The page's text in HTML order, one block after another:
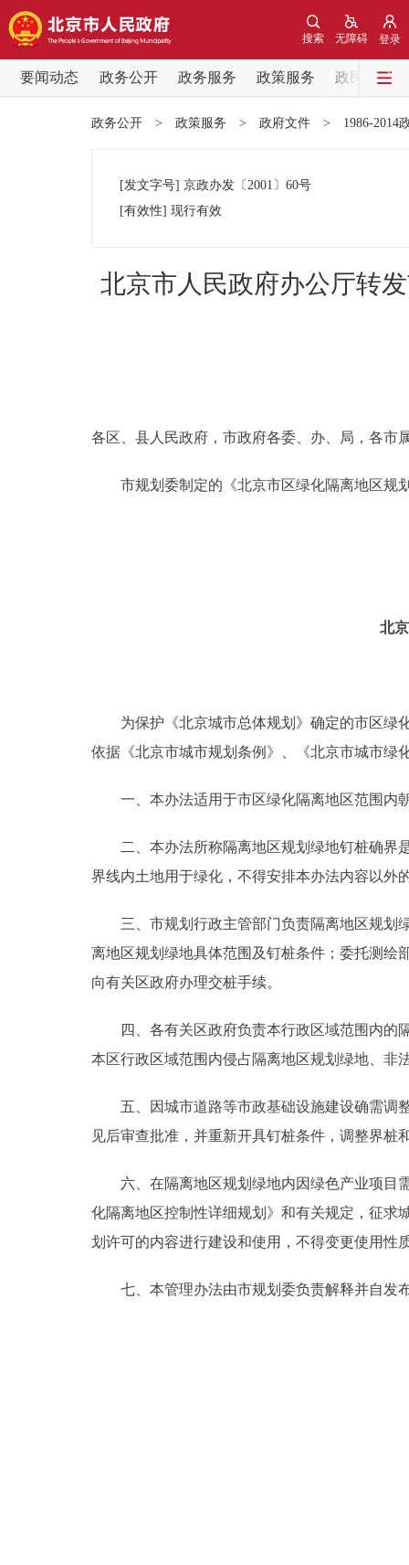
登录
无障碍
搜索
要闻动态 政务公开 政务服务 政策服务
政民互动
党中央精神
12345网上接诉即办
参与调查
走进北京
绿色北京
DEUTSCH
ITALIANO
政务公开 > 政策服务 > 政府文件 > 1986-2014
[发文字号] 京政办发 〔2001〕 60号
[有效性] 现行有效
北京市人民政府办公厅转
各区、县人民政府，市政府各委、办、局，各市
市规划委制定的《北京市区绿化隔离地区规划
北
为保护《北京城市总体规划》确定的市区绿化
依据《北京市城市规划条例》、《北京市城市绿
一、本办法适用于市区绿化隔离地区范围内朝
二、本办法所称隔离地区规划绿地钉桩确界是
界线内土地用于绿化，不得安排本办法内容以外
三、市规划行政主管部门负责隔离地区规划绿
离地区规划绿地具体范围及钉桩条件；委托测绘
向有关区政府办理交桩手续。
四、各有关区政府负责本行政区域范围内的隔
本区行政区域范围内侵占隔离地区规划绿地、非
五、因城市道路等市政基础设施建设确需调整
见后审查批准，并重新开具钉桩条件，调整界
六、在隔离地区规划绿地内因绿色产业项目需
化隔离地区控制性详细规划》和有关规定，征求
划许可的内容进行建设和使用，不得变更使用性
七、本管理办法由市规划委负责解释并自发